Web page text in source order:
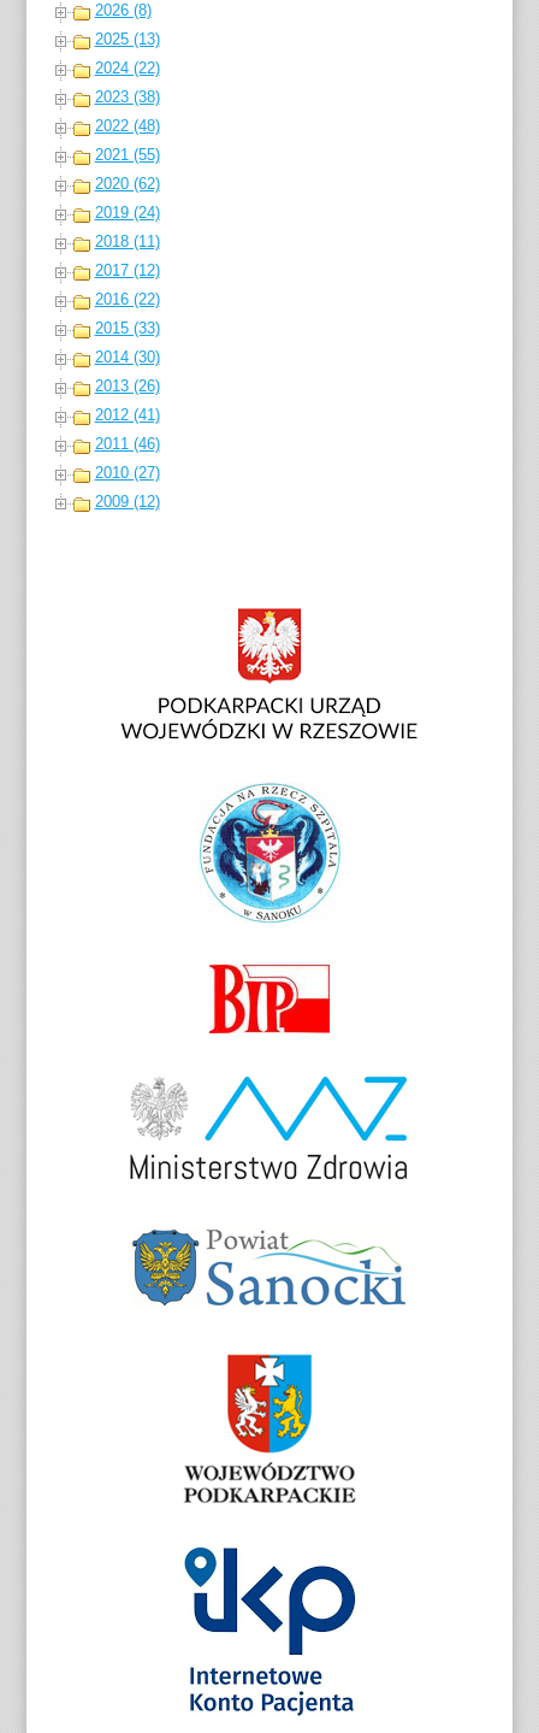
2026 (8)
2025 (13)
2024 (22)
2023 (38)
2022 (48)
2021 (55)
2020 (62)
2019 (24)
2018 (11)
2017 (12)
2016 (22)
2015 (33)
2014 (30)
2013 (26)
2012 (41)
2011 (46)
2010 (27)
2009 (12)